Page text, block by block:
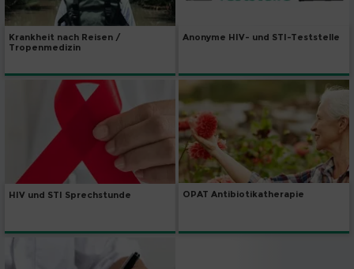
Krankheit nach Reisen /
Tropenmedizin
Anonyme HIV- und STI-Teststelle
HIV und STI Sprechstunde OPAT Antibiotikatherapie